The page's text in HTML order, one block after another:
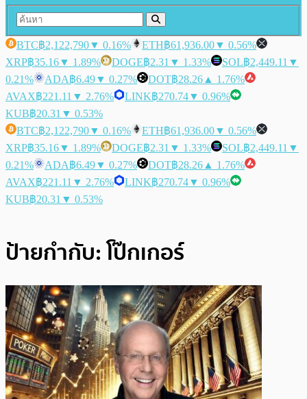
BTC฿2,122,790▼ 0.16% ETH฿61,936.00▼ 0.56%
XRP฿35.16▼ 1.89% DOGE฿2.31 ▼ 1.33% SOL฿2,449.11 ▼
0.21%
ADA฿6.49▼ 0.27% DOT฿28.26 ▲ 1.76%
AVAX฿221.11 ▼ 2.76% LINK฿270.74▼ 0.96%
KUB฿20.31 ▼ 0.53%
BTC฿2,122,790▼ 0.16% ETH฿61,936.00▼ 0.56%
XRP฿35.16▼ 1.89% DOGE฿2.31 ▼ 1.33% SOL฿2,449.11 ▼
0.21%
ADA฿6.49▼ 0.27% DOT฿28.26 ▲ 1.76%
AVAX฿221.11 ▼ 2.76% LINK฿270.74▼ 0.96%
KUB฿20.31 ▼ 0.53%
ป้ายกำกับ:โป๊กเกอร์